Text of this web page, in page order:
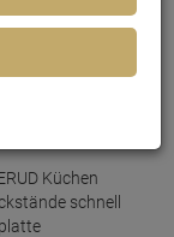
Küchen
schnell